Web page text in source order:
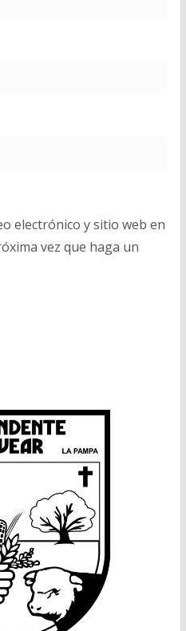
electrónico y sitio web en
vez que haga un